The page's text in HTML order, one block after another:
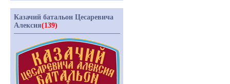
Казачий батальон Цесаревича
Алексия(139)